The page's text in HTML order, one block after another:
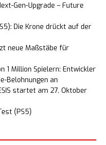
Gen-Upgrade – Future
Die Krone drückt auf der
neue Maßstäbe für
1 Million Spielern: Entwickler
Belohnungen an
startet am 27. Oktober
(PS5)